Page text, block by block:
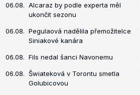
06.08. Alcaraz by podle experta měl
ukončit sezonu
06.08. Pegulaová nadělila přemožitelce
Siniakové kanára
06.08. Fils nedal šanci Navonemu
06.08. Šwiateková v Torontu smetla
Golubicovou